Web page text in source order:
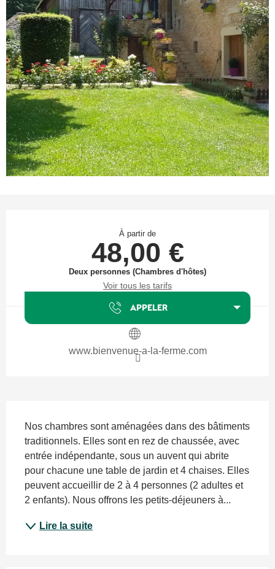
À partir de
48,00 €
Deux personnes (Chambres d'hôtes)
Voir tous les tarifs
APPELER
www.bienvenue-a-la-ferme.com
Nos chambres sont aménagées dans des bâtiments
traditionnels. Elles sont en rez de chaussée, avec
entrée indépendante, sous un auvent qui abrite
pour chacune une table de jardin et 4 chaises. Elles
peuvent accueillir de 2 à 4 personnes (2 adultes et
2 enfants). Nous offrons les petits-déjeuners à...
Lire la suite